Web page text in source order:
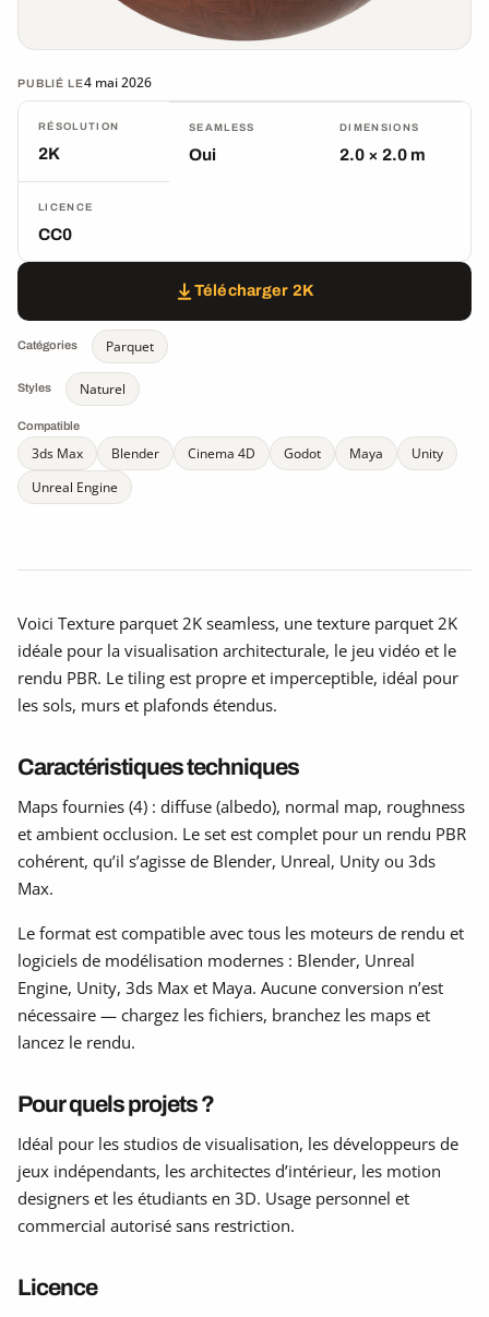
PUBLIÉ LE4 mai 2026
RÉSOLUTION
2K
SEAMLESS
Oui
DIMENSIONS
2.0 × 2.0 m
LICENCE
CC0
Télécharger 2K
Catégories Parquet
Styles Naturel
Compatible
3ds Max Blender Cinema 4D Godot Maya
Unity
Unreal Engine
Voici Texture parquet 2K seamless, une texture parquet 2K
idéale pour la visualisation architecturale, le jeu vidéo et le
rendu PBR. Le tiling est propre et imperceptible, idéal pour
les sols, murs et plafonds étendus.
Caractéristiques techniques
Maps fournies (4) : diffuse (albedo), normal map, roughness
et ambient occlusion. Le set est complet pour un rendu PBR
cohérent, qu’il s’agisse de Blender, Unreal, Unity ou 3ds
Max.
Le format est compatible avec tous les moteurs de rendu et
logiciels de modélisation modernes : Blender, Unreal
Engine, Unity, 3ds Max et Maya. Aucune conversion n’est
nécessaire — chargez les fichiers, branchez les maps et
lancez le rendu.
Pour quels projets ?
Idéal pour les studios de visualisation, les développeurs de
jeux indépendants, les architectes d’intérieur, les motion
designers et les étudiants en 3D. Usage personnel et
commercial autorisé sans restriction.
Licence